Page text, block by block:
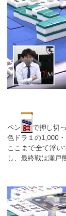
ペン
で押し切
色ドラ１の1,000
ここまで全て浮い
し、最終戦は瀬戸